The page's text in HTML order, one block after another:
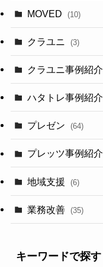
MOVED (10)
クラユニ (3)
クラユニ事例紹介
ハタトレ事例紹介
プレゼン (64)
プレッツ事例紹介
地域支援 (6)
業務改善 (35)
キーワードで探す